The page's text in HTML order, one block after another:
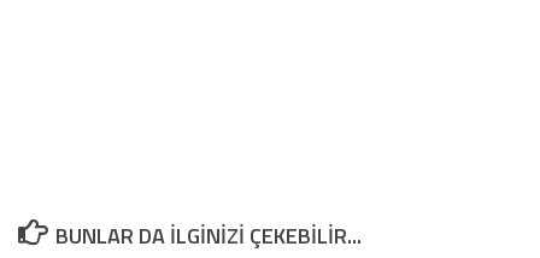
BUNLAR DA ILGINIZI ÇEKEBILIR...